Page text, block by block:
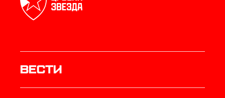
Вести